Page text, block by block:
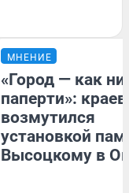
МНЕНИЕ
«Город — как
паперти»:
возмутился
установкой
Высоцкому в